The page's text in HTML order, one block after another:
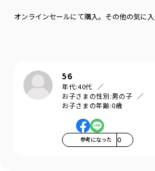
オンラインセールにて購入。その他の気に
56
年代:40代
お子さまの性別:男の子
お子さまの年齢:0歳
参考になった 0
お色は爽やかな印象のブルー、上品な印象の
関連商品は以下品番となります。
02-5148-001【おそろい】さくら刺繍トップ
11-5108-361【おそろい】さくら刺繍長袖シャ
12-5136-060【おそろい】さくら刺繍ワンピー
04-5176-653【おそろい】さくら刺繍スタイ
04-5177-651【おそろい】さくら刺繍ヘアバン